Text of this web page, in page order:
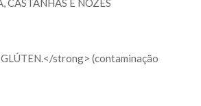
strong> (contaminação